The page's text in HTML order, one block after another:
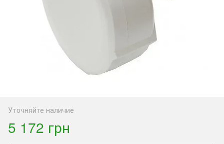
Уточняйте наличие
5 172 грн